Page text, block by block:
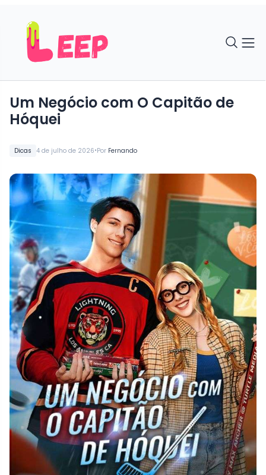
Dicas 4 de julho de 2026•Por Fernando
Um Negócio com O Capitão de
Hóquei